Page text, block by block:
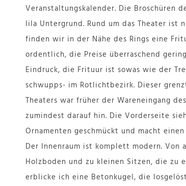
Veranstaltungskalender. Die Broschüren
lila Untergrund. Rund um das Theater ist
finden wir in der Nähe des Rings eine
ordentlich, die Preise überraschend
Eindruck, die Frituur ist sowas wie der
schwupps- im Rotlichtbezirk. Dieser
Theaters war früher der Wareneingang
zumindest darauf hin. Die Vorderseite
Ornamenten geschmückt und macht
Der Innenraum ist komplett modern. Von
Holzboden und zu kleinen Sitzen, die zu
erblicke ich eine Betonkugel, die